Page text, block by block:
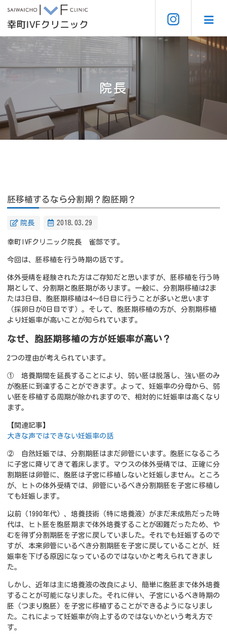
院長
胚移植するなら分割期？胞胚期？
院長 2018.03.29
幸町IVFクリニック院長 雀部です。
今回は、胚移植を行う時期の話です。
体外受精を経験された方はご存知だと思いますが、胚移植を行う時
期として、分割期と胞胚期があります。一般に、分割期移植は2ま
たは3日目、胞胚期移植は4～6日目に行うことが多いと思います
（採卵日が0日目です）。そして、胞胚期移植の方が、分割期移植
より妊娠率が高いことが知られています。
なぜ、胞胚期移植の方が妊娠率が高い？
2つの理由が考えられています。
① 培養期間を延長することにより、弱い胚は脱落し、強い胚のみ
が胞胚に到達することができます。よって、妊娠率の分母から、弱
い胚を移植する周期が除かれますので、相対的に妊娠率は高くなり
ます。
【関連記事】
大きな声ではできない妊娠率の話
② 自然妊娠では、分割期胚はまだ卵管にいます。胞胚になるころ
に子宮に降りてきて着床します。マウスの体外受精では、正確に分
割期胚は卵管に、胞胚は子宮に移植しないと妊娠しません。ところ
が、ヒトの体外受精では、卵管にいるべき分割期胚を子宮に移植し
ても妊娠します。
以前（1990年代）、培養技術（特に培養液）がまだ未成熟だった時
代は、ヒト胚を胞胚期まで体外培養することが困難だったため、や
むを得ず分割期胚を子宮に戻していました。それでも妊娠するので
すが、本来卵管にいるべき分割期胚を子宮に戻していることが、妊
娠率を下げる原因になっているのではないかと考えられてきまし
た。
しかし、近年は主に培養液の改良により、簡単に胞胚まで体外培養
することが可能になりました。それに伴い、子宮にいるべき時期の
胚（つまり胞胚）を子宮に移植することができるようになりまし
た。これによって妊娠率が向上するのではないかという考え方で
す。